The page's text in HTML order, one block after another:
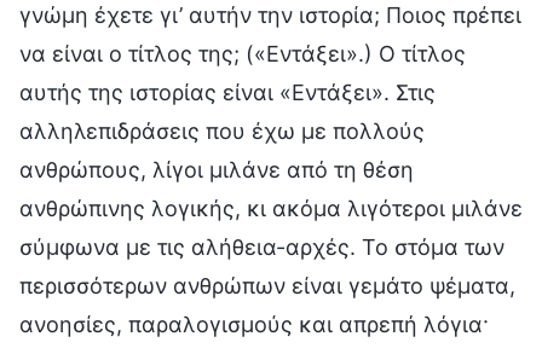
γνώμη έχετε γι’ αυτήν την ιστορία; Ποιος πρέπει
να είναι ο τίτλος της; («Εντάξει».) Ο τίτλος
αυτής της ιστορίας είναι «Εντάξει». Στις
αλληλεπιδράσεις που έχω με πολλούς
ανθρώπους, λίγοι μιλάνε από τη θέση
ανθρώπινης λογικής, κι ακόμα λιγότεροι μιλάνε
σύμφωνα με τις αλήθεια-αρχές. Το στόμα των
περισσότερων ανθρώπων είναι γεμάτο ψέματα,
ανοησίες, παραλογισμούς και απρεπή λόγια·